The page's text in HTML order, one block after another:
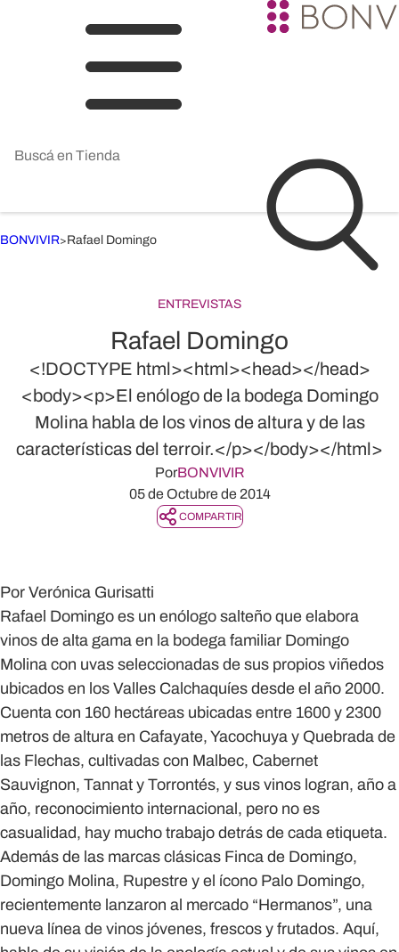
BONVIVIR>Rafael Domingo
ENTREVISTAS
Rafael Domingo
<!DOCTYPE html><html><head></head>
<body><p>El enólogo de la bodega Domingo
Molina habla de los vinos de altura y de las
características del terroir.</p></body></html>
PorBONVIVIR
05 de Octubre de 2014
COMPARTIR
Por Verónica Gurisatti
Rafael Domingo es un enólogo salteño que elabora
vinos de alta gama en la bodega familiar Domingo
Molina con uvas seleccionadas de sus propios viñedos
ubicados en los Valles Calchaquíes desde el año 2000.
Cuenta con 160 hectáreas ubicadas entre 1600 y 2300
metros de altura en Cafayate, Yacochuya y Quebrada de
las Flechas, cultivadas con Malbec, Cabernet
Sauvignon, Tannat y Torrontés, y sus vinos logran, año a
año, reconocimiento internacional, pero no es
casualidad, hay mucho trabajo detrás de cada etiqueta.
Además de las marcas clásicas Finca de Domingo,
Domingo Molina, Rupestre y el ícono Palo Domingo,
recientemente lanzaron al mercado “Hermanos”, una
nueva línea de vinos jóvenes, frescos y frutados. Aquí,